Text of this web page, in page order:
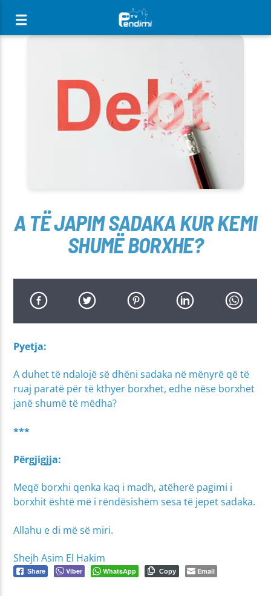
A TË JAPIM SADAKA KUR KEMI
SHUMË BORXHE?
Pyetja:
A duhet të ndalojë së dhëni sadaka në mënyrë që të
ruaj paratë për të kthyer borxhet, edhe nëse borxhet
janë shumë të mëdha?
***
Përgjigjja:
Meqë borxhi qenka kaq i madh, atëherë pagimi i
borxhit është më i rëndësishëm sesa të jepet sadaka.
Allahu e di më së miri.
Shejh Asim El Hakim
Share Viber WhatsApp Copy Email